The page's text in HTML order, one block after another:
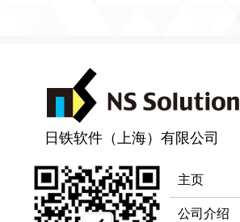
日铁软件（上海）有限公司
主页
公司介绍